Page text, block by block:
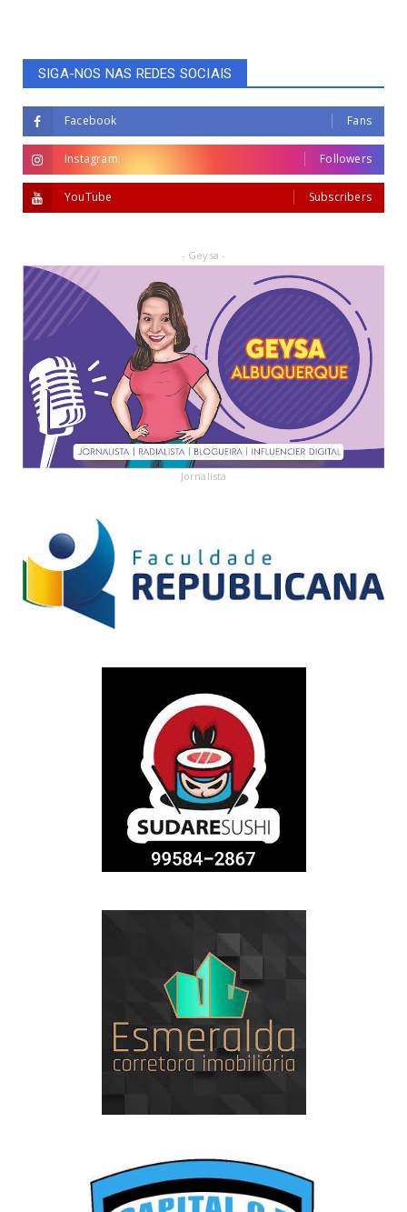
SIGA-NOS NAS REDES SOCIAIS
Facebook Fans
Instagram Followers
YouTube Subscribers
- Geysa -
Jornalista